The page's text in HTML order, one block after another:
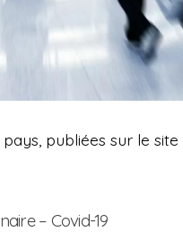
publiées sur le site
– Covid-19